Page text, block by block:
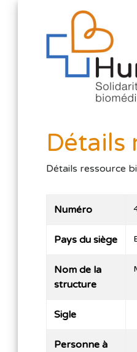
Détails
Détails ressource
Numéro
Pays du siège
Nom de la
structure
Sigle
Personne à